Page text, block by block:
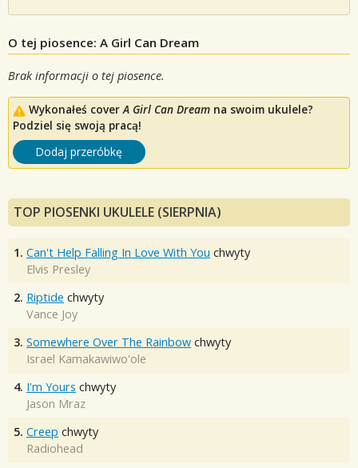
O tej piosence: A Girl Can Dream
Brak informacji o tej piosence.
Wykonałeś coverA Girl Can Dream na swoim ukulele?
Podziel się swoją pracą!
Dodaj przeróbkę
TOP PIOSENKI UKULELE (SIERPNIA)
1. Can't Help Falling In Love With You chwyty
Elvis Presley
2. Riptide chwyty
Vance Joy
3. Somewhere Over The Rainbow chwyty
Israel Kamakawiwo'ole
4. I'm Yours chwyty
Jason Mraz
5. Creep chwyty
Radiohead